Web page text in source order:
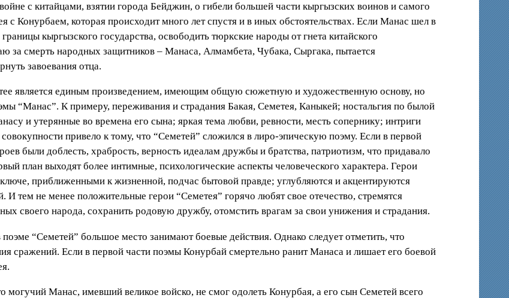
с китайцами, взятии города Бейджин, о гибели большей части кыргызских воинов и самого
с Конурбаем, которая происходит много лет спустя и в иных обстоятельствах. Если Манас шел в
кыргызского государства, освободить тюркские народы от гнета китайского
за смерть народных защитников – Манаса, Алмамбета, Чубака, Сыргака, пытается
завоевания отца.
является единым произведением, имеющим общую сюжетную и художественную основу, но
“Манас”. К примеру, переживания и страдания Бакая, Семетея, Каныкей; ностальгия по былой
и утерянные во времена его сына; яркая тема любви, ревности, месть сопернику; интриги
привело к тому, что “Семетей” сложился в лиро-эпическую поэму. Если в первой
были доблесть, храбрость, верность идеалам дружбы и братства, патриотизм, что придавало
план выходят более интимные, психологические аспекты человеческого характера. Герои
приближенными к жизненной, подчас бытовой правде; углубляются и акцентируются
тем не менее положительные герои “Семетея” горячо любят свое отечество, стремятся
своего народа, сохранить родовую дружбу, отомстить врагам за свои унижения и страдания.
“Семетей” большое место занимают боевые действия. Однако следует отметить, что
сражений. Если в первой части поэмы Конурбай смертельно ранит Манаса и лишает его боевой
могучий Манас, имевший великое войско, не смог одолеть Конурбая, а его сын Семетей всего